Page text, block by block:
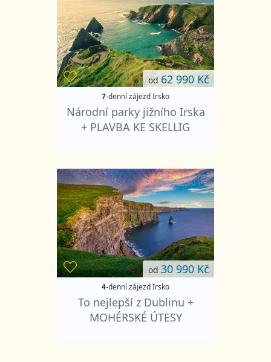
od 62 990 Kč
7-denní zájezd Irsko
Národní parky jižního Irska
+ PLAVBA KE SKELLIG
od 30 990 Kč
4-denní zájezd Irsko
To nejlepší z Dublinu +
MOHÉRSKÉ ÚTESY